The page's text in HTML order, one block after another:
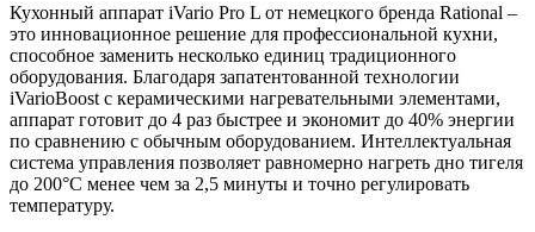
Кухонный аппарат iVario Pro L от немецкого бренда Rational –
это инновационное решение для профессиональной кухни,
способное заменить несколько единиц традиционного
оборудования. Благодаря запатентованной технологии
iVarioBoost с керамическими нагревательными элементами,
аппарат готовит до 4 раз быстрее и экономит до 40% энергии
по сравнению с обычным оборудованием. Интеллектуальная
система управления позволяет равномерно нагреть дно тигеля
до 200°C менее чем за 2,5 минуты и точно регулировать
температуру.